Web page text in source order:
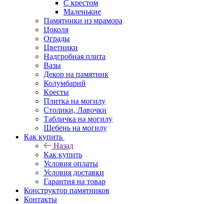
С крестом
Маленькие
Памятники из мрамора
Цоколя
Ограды
Цветники
Надгробная плита
Вазы
Декор на памятник
Колумбарий
Кресты
Плитка на могилу
Столики, Лавочки
Табличка на могилу
Щебень на могилу
Как купить
Назад
Как купить
Условия оплаты
Условия доставки
Гарантия на товар
Конструктор памятников
Контакты